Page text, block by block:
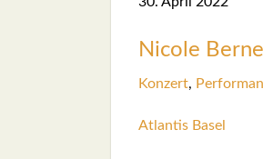
Nico­le
Kon­zert,
Atlan­tis Basel